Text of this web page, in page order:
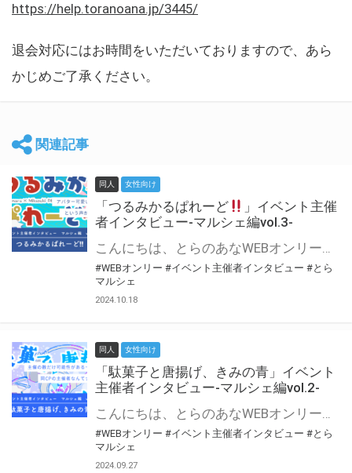
https://help.toranoana.jp/3445/
退会対応にはお時間をいただいておりますので、あら
かじめご了承ください。
関連記事
同人 女性向け
「つるみかるぱれーど
」イベント主催
者インタビュー-マルシェ編vol.3-
こんにちは、とらのあなWEBオンリー運営スタッフです。 新たにお届けする、イベント主催者インタビュー-マルシェ編-は、 とらのあなWEBオンリー「マルシェ」をご利用した主催様に 「マルシェ」を使って開催した感想や心がけをお聞きする企画です。 今回は、WEBオンリー初開催「つるみかるぱれーど
#WEBオンリー #イベント主催者インタビュー #とら
マルシェ
2024.10.18
同人 女性向け
「駄菓子と唐揚げ、きみの青」イベント
主催者インタビュー-マルシェ編vol.2-
こんにちは、とらのあなWEBオンリー運営スタッフです。 新たにお届けする、イベント主催者インタビュー-マルシェ編-は、 とらのあなWEBオンリー「マルシェ」をご利用の主催様に 「マルシェ」を使ってイベントを開催した感想や心がけをお聞きする企画です。 今回は、WEBオンリー初開催「駄菓子と唐揚げ、きみの青」より、 主催のぎこ六屋様にお話を伺いました。 協力：ぎこ六屋様／イベント公式Twitter（@krkgwks） とらのあなWEBオンリー「マルシェ」とは？ WEBオンリーでリアルタイムでコミュニケーションがとれるオンライン会場です。
#WEBオンリー #イベント主催者インタビュー #とら
マルシェ
2024.09.27